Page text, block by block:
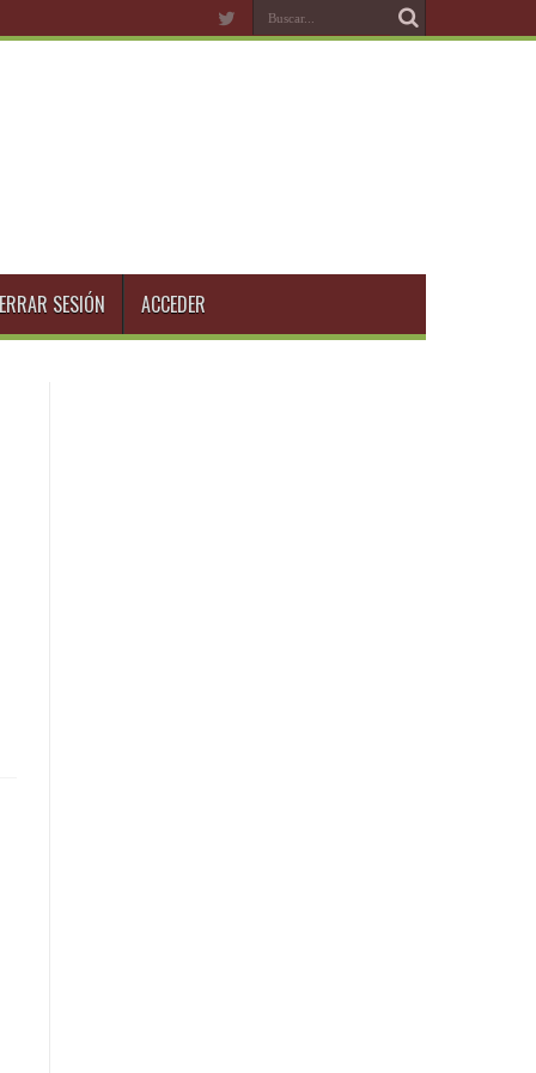
SESIÓN ACCEDER